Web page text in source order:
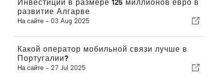
Инвестиции в размере 125 миллионов евро в
развитие Алгарве
На сайте - 03 Aug 2025
Какой оператор мобильной связи лучше в
Португалии?
На сайте - 27 Jul 2025